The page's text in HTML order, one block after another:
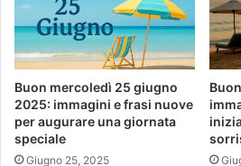
Buon mercoledì 25 giugno
2025: immagini e frasi nuove
per augurare una giornata
speciale
Giugno 25, 2025